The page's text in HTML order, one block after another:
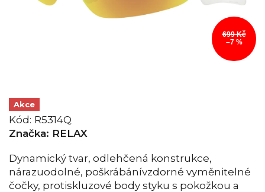
699 Kč
–7 %
Akce
Kód: R5314Q
Značka: RELAX
Dynamický tvar, odlehčená konstrukce,
nárazuodolné, poškrábánívzdorné vyměnitelné
čočky, protiskluzové body styku s pokožkou a